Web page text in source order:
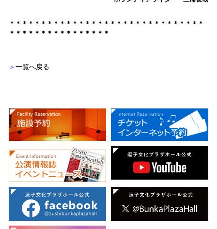
＊＊＊＊＊＊＊＊＊＊＊＊＊＊＊＊＊＊＊＊＊＊＊＊＊＊＊＊＊＊＊
＊＊＊＊＊＊＊＊＊＊＊＊＊＊＊＊
＞一覧へ戻る